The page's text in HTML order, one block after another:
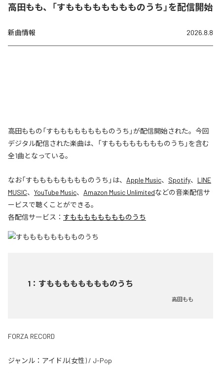
高田もも、「すもももももももものうち」を配信開始
新曲情報 2026.8.8
高田ももの「すもももももももものうち」が配信開始された。今回
デジタル配信された楽曲は、「すもももももももものうち」を含む
全1曲となっている。
なお「すもももももももものうち 」は、 Apple Music、 Spotify、 LINE
MUSIC、 YouTube Music、 Amazon Music Unlimitedなどの音楽配信サ
ービスで聴くことができる。
各配信サービス： すもももももももものうち
1 ： すもももももももものうち
高田もも
FORZA RECORD
ジャンル： アイドル(女性) / J-Pop